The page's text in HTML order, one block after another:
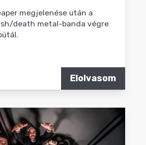
megjelenése után a
death metal-banda végre
Elolvasom